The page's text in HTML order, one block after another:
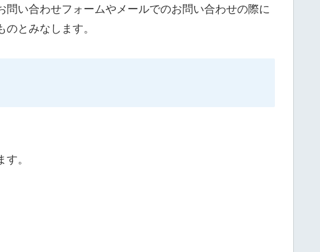
い合わせフォームやメールでのお問い合わせの際に
とみなします。
。